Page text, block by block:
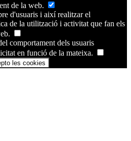
de la web.
d'usuaris i així realitzar el
de la utilització i activitat que fan els
comportament dels usuaris
en funció de la mateixa.
les cookies